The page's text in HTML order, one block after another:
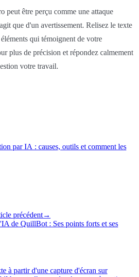
peut être perçu comme une attaque
que d'un avertissement. Relisez le texte
qui témoignent de votre
plus de précision et répondez calmement
votre travail.
par IA : causes, outils et comment les
précédent→
de QuillBot : Ses points forts et ses
à partir d'une capture d'écran sur